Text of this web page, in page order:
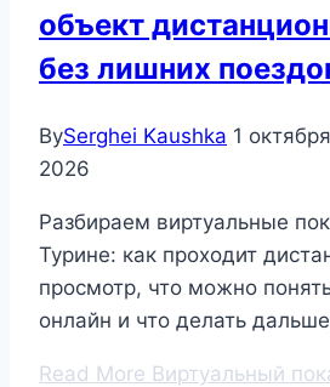
объект
без лишних
BySerghei Kaushka 1
2026
Разбираем виртуальные
Турине: как проходит
просмотр, что можно
онлайн и что делать
Read More Виртуальный